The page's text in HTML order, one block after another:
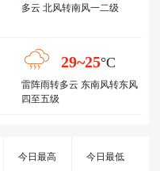
多云 北风转南风一二级
29~25°C
雷阵雨转多云 东南风转东风
四至五级
今日最高 今日最低